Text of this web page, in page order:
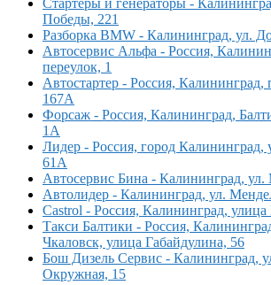
Победы, 221
Разборка BMW - Калининград, ул.
Автосервис Альфа - Россия,
переулок, 1
Автостартер - Россия,
167А
Форсаж - Россия, Калининград,
1А
Лидер - Россия, город Калининград,
61А
Автосервис Бина - Калининград, ул.
Автолидер - Калининград, ул.
Castrol - Россия, Калининград, улица
Такси Балтики - Россия,
Чкаловск, улица Габайдулина, 56
Бош Дизель Сервис - Калининград,
Окружная, 15